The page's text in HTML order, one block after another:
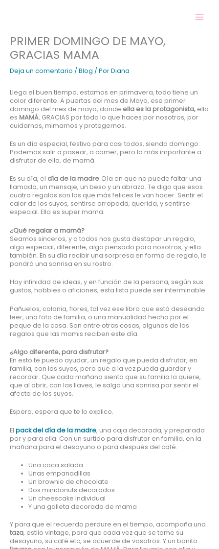
PRIMER DOMINGO DE MAYO,
GRACIAS MAMA
Deja un comentario / Blog / PorDiana
Llega el buen tiempo, estamos en primavera, todo tiene un
color diferente. A puertas del mes de Mayo, ese primer
domingo del mes de mayo, donde ella es la protagonista, ella
es MAMÁ. GRACIAS por todo lo que haces por nosotros, por
cuidarnos, mimarnos y protegernos.
Es un día especial, festivo para casi todos, siendo domingo.
Podemos salir a pasear, a comer, pero lo más importante a
disfrutar de ella, de mamá.
Es su día, el día de la madre. Día en que no puede faltar una
llamada, un mensaje, un beso y un abrazo. Te digo que esos
cuatro regalos son los que más felices le van hacer. Sentir el
calor de los suyos, sentirse arropada, querida, y sentirse
especial. Ella es super mama.
¿Qué regalar a mamá?
Seamos sinceros, y a todos nos gusta destapar un regalo,
algo especial, diferente, algo pensado para nosotros, y ella
también. En su día recibir una sorpresa en forma de regalo, le
pondrá una sonrisa en su rostro.
Hay infinidad de ideas, y en función de la persona, según sus
gustos, hobbies o aficiones, esta lista puede ser interminable.
Pañuelos, colonia, flores, tal vez ese libro que está deseando
leer, una foto de familia, o una manualidad hecha por el
peque de la casa. Son entre otras cosas, algunos de los
regalos que las mamis reciben este día.
¿Algo diferente, para disfrutar?
En esto te puedo ayudar, un regalo que pueda disfrutar, en
familia, con los suyos, pero que a la vez pueda guardar y
recordar. Que cada mañana sienta que su familia la quiere,
que al abrir, con las llaves, le salga una sonrisa por sentir el
afecto de los suyos.
Espera, espera que te lo explico.
El pack del día de la madre, una caja decorada, y preparada
por y para ella. Con un surtido para disfrutar en familia, en la
mañana para el desayuno o para después del café.
Una coca salada
Unas empanadillas
Un brownie de chocolate
Dos minidonuts decorados
Un cheescake individual
Y una galleta decorada de mama
Y para que el recuerdo perdure en el tiempo, acompaña una
taza, estilo vintage, para que cada vez que se tome su
desayuno, su café etc, se acuerde de vosotros. Y un bonito